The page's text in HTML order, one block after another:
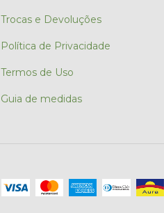
Trocas e Devoluções
Política de Privacidade
Termos de Uso
Guia de medidas